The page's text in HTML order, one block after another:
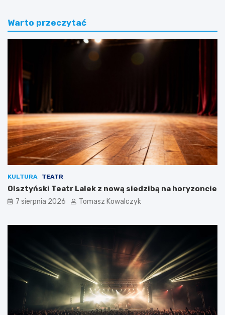
Warto przeczytać
KULTURA TEATR
Olsztyński Teatr Lalek z nową siedzibą na horyzoncie
7 sierpnia 2026 Tomasz Kowalczyk